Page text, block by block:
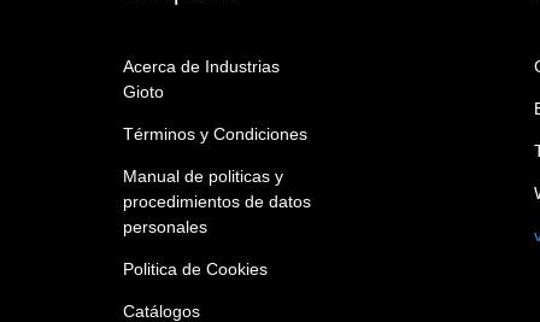
CAQUI
CARMIN
Acerca de Industrias
Gioto
Términos y Condiciones
Manual de politicas y
procedimientos de datos
personales
Politica de Cookies
Catálogos